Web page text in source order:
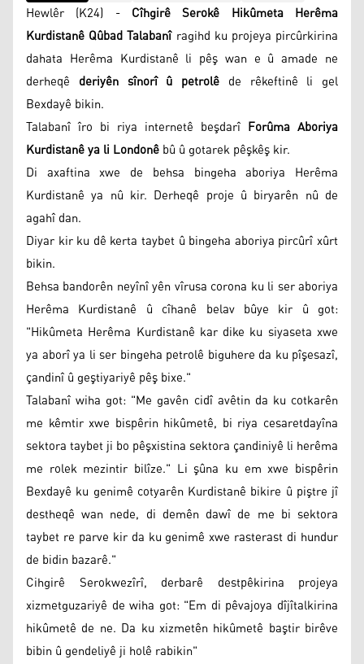
Hewlêr (K24) -Cîhgirê Serokê Hikûmeta Herêma
Kurdistanê Qûbad Talabanîragihd ku projeya pircûrkirina
dahata Herêma Kurdistanê li pêş wan e û amade ne
derheqê deriyên sînorî û petrolê de rêkeftinê li gel
Bexdayê bikin.
Talabanî îro bi riya internetê beşdarî Forûma Aboriya
Kurdistanê ya li Londonêbû û gotarek pêşkêş kir.
Di axaftina xwe de behsa bingeha aboriya Herêma
Kurdistanê ya nû kir. Derheqê proje û biryarên nû de
agahî dan.
Diyar kir ku dê kerta taybet û bingeha aboriya pircûrî xûrt
bikin.
Behsa bandorên neyînî yên vîrusa corona ku li ser aboriya
Herêma Kurdistanê û cîhanê belav bûye kir û got:
"Hikûmeta Herêma Kurdistanê kar dike ku siyaseta xwe
ya aborî ya li ser bingeha petrolê biguhere da ku pîşesazî,
çandinî û geştiyariyê pêş bixe."
Talabanî wiha got: "Me gavên cidî avêtin da ku cotkarên
me kêmtir xwe bispêrin hikûmetê, bi riya cesaretdayîna
sektora taybet ji bo pêşxistina sektora çandiniyê li herêma
me rolek mezintir bilîze." Li şûna ku em xwe bispêrin
Bexdayê ku genimê cotyarên Kurdistanê bikire û piştre jî
destheqê wan nede, di demên dawî de me bi sektora
taybet re parve kir da ku genimê xwe rasterast di hundur
de bidin bazarê."
Cihgirê Serokwezîrî, derbarê destpêkirina projeya
xizmetguzariyê de wiha got: "Em di pêvajoya dîjîtalkirina
hikûmetê de ne. Da ku xizmetên hikûmetê baştir birêve
bibin û gendeliyê ji holê rabikin"